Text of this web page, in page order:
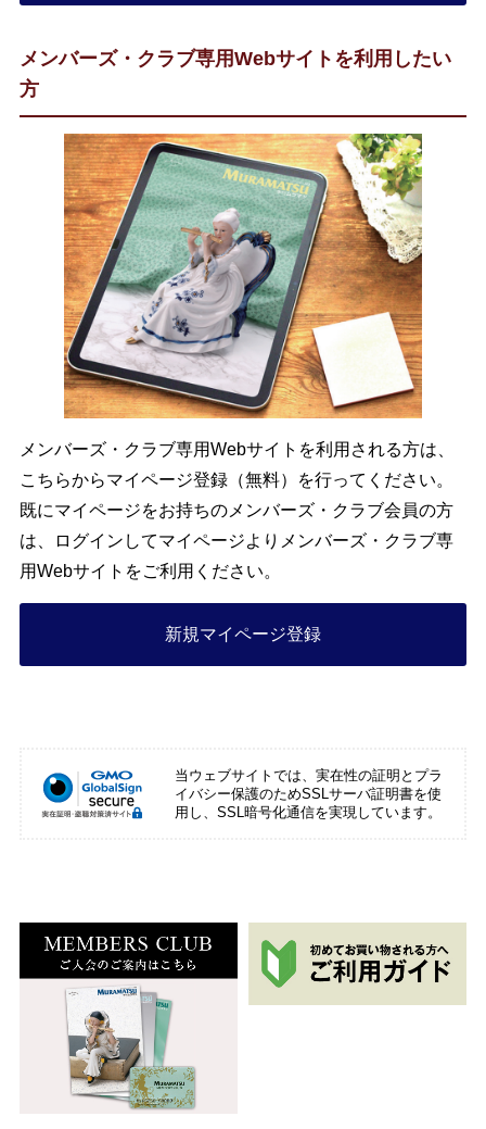
メンバーズ・クラブ専用Webサイトを利用したい
方
メンバーズ・クラブ専用Webサイトを利用される方は、
こちらからマイページ登録（無料）を行ってください。
既にマイページをお持ちのメンバーズ・クラブ会員の方
は、ログインしてマイページよりメンバーズ・クラブ専
用Webサイトをご利用ください。
新規マイページ登録
当ウェブサイトでは、実在性の証明とプラ
イバシー保護のためSSLサーバ証明書を使
用し、SSL暗号化通信を実現しています。